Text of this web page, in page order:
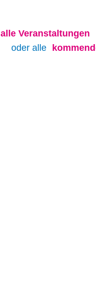
alle Veranstaltungen
oder alle